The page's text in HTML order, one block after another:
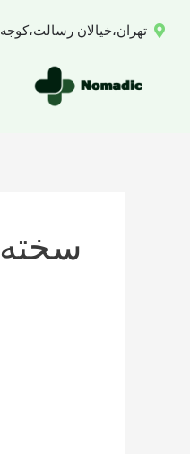
تهران،خیالان رسالت،کوجه 12،پلاک 234
سخته